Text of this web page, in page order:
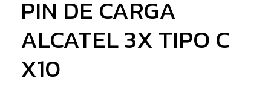
PIN DE CARGA
ALCATEL 3X TIPO C
X10